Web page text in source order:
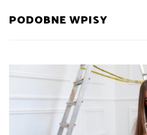
PODOBNE WPISY